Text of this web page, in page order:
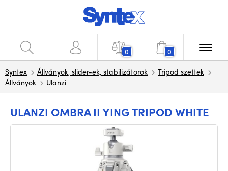
0 0
Syntex Állványok, slider-ek, stabilizátorok
Tripod szettek
Állványok
Ulanzi
ULANZI OMBRA II YING TRIPOD WHITE